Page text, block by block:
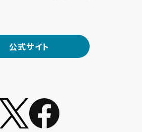
公式サイト